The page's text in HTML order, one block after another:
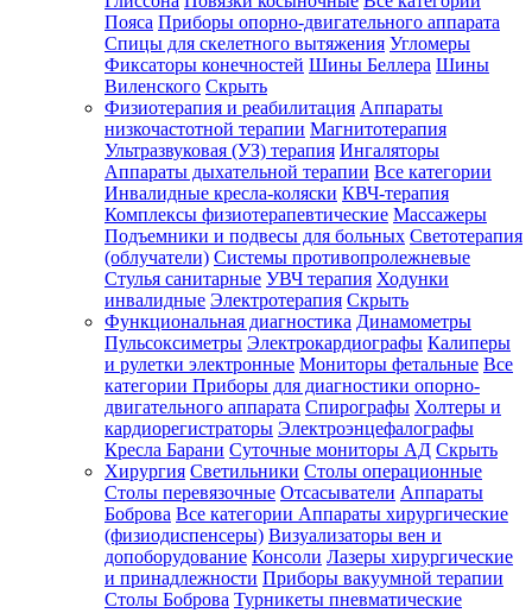
Пояса Приборы опорно-двигательного аппарата
Спицы для скелетного вытяжения Угломеры
Фиксаторы конечностей Шины Беллера Шины
Виленского Скрыть
Физиотерапия и реабилитация Аппараты
низкочастотной терапии Магнитотерапия
Ультразвуковая (УЗ) терапия Ингаляторы
Аппараты дыхательной терапии Все категории
Инвалидные кресла-коляски КВЧ-терапия
Комплексы физиотерапевтические Массажеры
Подъемники и подвесы для больных Светотерапия
(облучатели) Системы противопролежневые
Стулья санитарные УВЧ терапия Ходунки
инвалидные Электротерапия Скрыть
Функциональная диагностика Динамометры
Пульсоксиметры Электрокардиографы Калиперы
и рулетки электронные Мониторы фетальные Все
категории Приборы для диагностики опорно-
двигательного аппарата Спирографы Холтеры и
кардиорегистраторы Электроэнцефалографы
Кресла Барани Суточные мониторы АД Скрыть
Хирургия Светильники Столы операционные
Столы перевязочные Отсасыватели Аппараты
Боброва Все категории Аппараты хирургические
(физиодиспенсеры) Визуализаторы вен и
допоборудование Консоли Лазеры хирургические
и принадлежности Приборы вакуумной терапии
Столы Боброва Турникеты пневматические